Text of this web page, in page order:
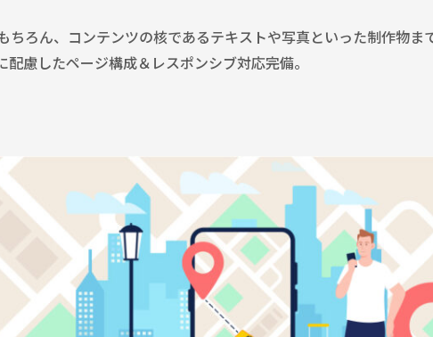
ろん、コンテンツの核であるテキストや写真といった制作物ま
慮したページ構成＆レスポンシブ対応完備。